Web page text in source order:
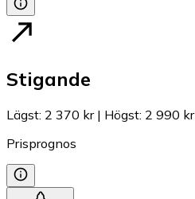
Stigande
Lägst: 2 370 kr| Högst: 2 990 kr
Prisprognos